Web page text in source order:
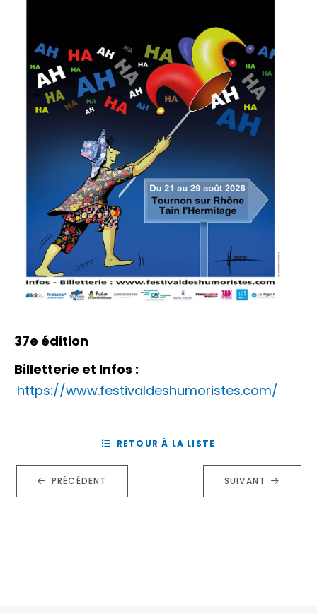
37e édition
Billetterie et Infos :
https://www.festivaldeshumoristes.com/
PRÉCÉDENT
RETOUR À LA LISTE
SUIVANT